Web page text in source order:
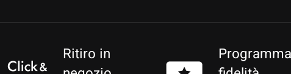
Ritiro in
Programma